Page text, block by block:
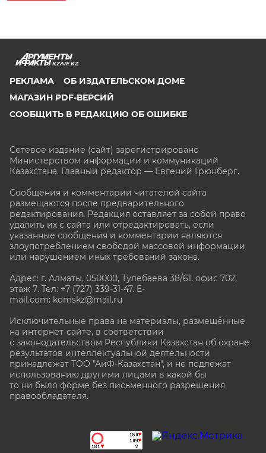
KZAIF.KZ
РЕКЛАМА
ОБ ИЗДАТЕЛЬСКОМ ДОМЕ
МАГАЗИН PDF-ВЕРСИЙ
СООБЩИТЬ В РЕДАКЦИЮ ОБ ОШИБКЕ
Сетевое издание (сайт) зарегистрировано
Министерством информации и коммуникаций
Казахстана. Главный редактор — Евгений Грюнберг.
Сообщения и комментарии читателей сайта
размещаются после предварительного
редактирования. Редакция оставляет за собой право
удалить их с сайта или отредактировать, если
указанные сообщения и комментарии являются
злоупотреблением свободой массовой информации
или нарушением иных требований закона.
Адрес: г. Алматы, 050000, Тулебаева 38/61, офис 702,
этаж 7. Тел: +7 (727) 339-31-47. E-
mail.com: komskz@mail.ru
Исключительные права на материалы, размещённые
на интернет-сайте, в соответствии
с законодательством Республики Казахстан об охране
результатов интеллектуальной деятельности
принадлежат ТОО "АиФ-Казахстан", и не подлежат
использованию другими лицами в какой бы
то ни было форме без письменного разрешения
правообладателя.